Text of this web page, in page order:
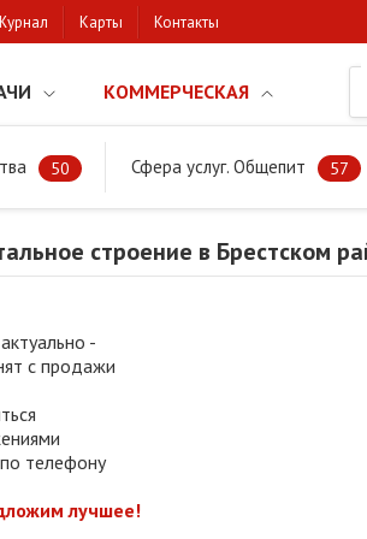
Карты Контакты
КОММЕРЧЕСКАЯ
50 Сфера услуг. Общепит 57
строение в Брестском районе в
строение в Брестском
-
с продажи
телефону
лучшее!